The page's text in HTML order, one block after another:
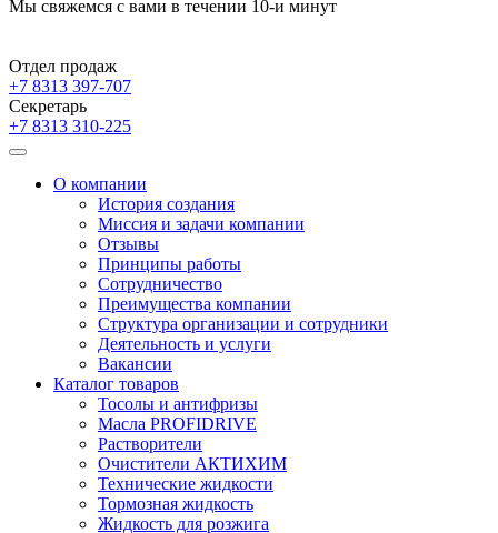
Мы свяжемся с вами в течении 10-и минут
Отдел продаж
+7 8313 397-707
Секретарь
+7 8313 310-225
О компании
История создания
Миссия и задачи компании
Отзывы
Принципы работы
Сотрудничество
Преимущества компании
Структура организации и сотрудники
Деятельность и услуги
Вакансии
Каталог товаров
Тосолы и антифризы
Масла PROFIDRIVE
Растворители
Очистители АКТИХИМ
Технические жидкости
Тормозная жидкость
Жидкость для розжига